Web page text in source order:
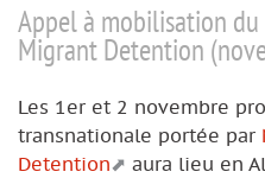
Appel à mobilisation
Migrant Detention
Les 1er et 2 novembre
transnationale portée par
Detention
aura lieu en